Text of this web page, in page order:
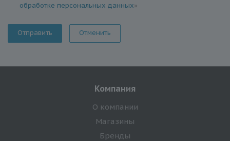
обработке персональных данных»
Отменить
Компания
О компании
Магазины
Бренды